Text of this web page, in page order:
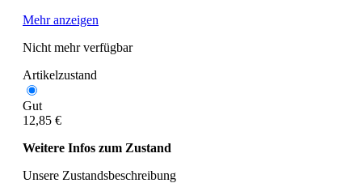
Mehr anzeigen
Nicht mehr verfügbar
Artikelzustand
Gut
12,85 €
Weitere Infos zum Zustand
Unsere Zustandsbeschreibung